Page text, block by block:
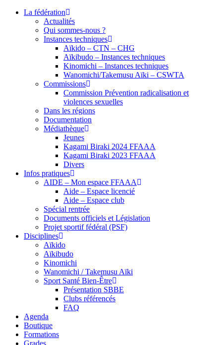
La fédération
Actualités
Qui sommes-nous ?
Instances techniques
Aïkido – CTN – CHG
Aïkibudo – Instances techniques
Kinomichi – Instances techniques
Wanomichi/Takemusu Aïki – CSWTA
Commissions
Commission Prévention radicalisation et
violences sexuelles
Dans les régions
Documentation
Médiathèque
Jeunes
Kagami Biraki 2024 FFAAA
Kagami Biraki 2023 FFAAA
Divers
Infos pratiques
AIDE – Mon espace FFAAA
Aide – Espace licencié
Aide – Espace club
Spécial rentrée
Documents officiels et Législation
Projet sportif fédéral (PSF)
Disciplines
Aïkido
Aïkibudo
Kinomichi
Wanomichi / Takemusu Aïki
Sport Santé Bien-Être
Présentation SBBE
Clubs référencés
FAQ
Agenda
Boutique
Formations
Grades